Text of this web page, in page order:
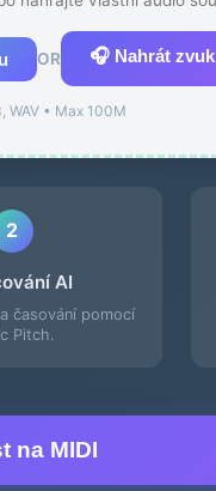
OR 🎧 Nahrát zvuk
WAV • Max 100M
2
AI
časování pomocí
Pitch.
na MIDI